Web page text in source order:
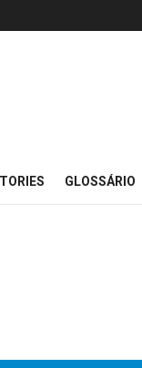
GLOSSÁRIO